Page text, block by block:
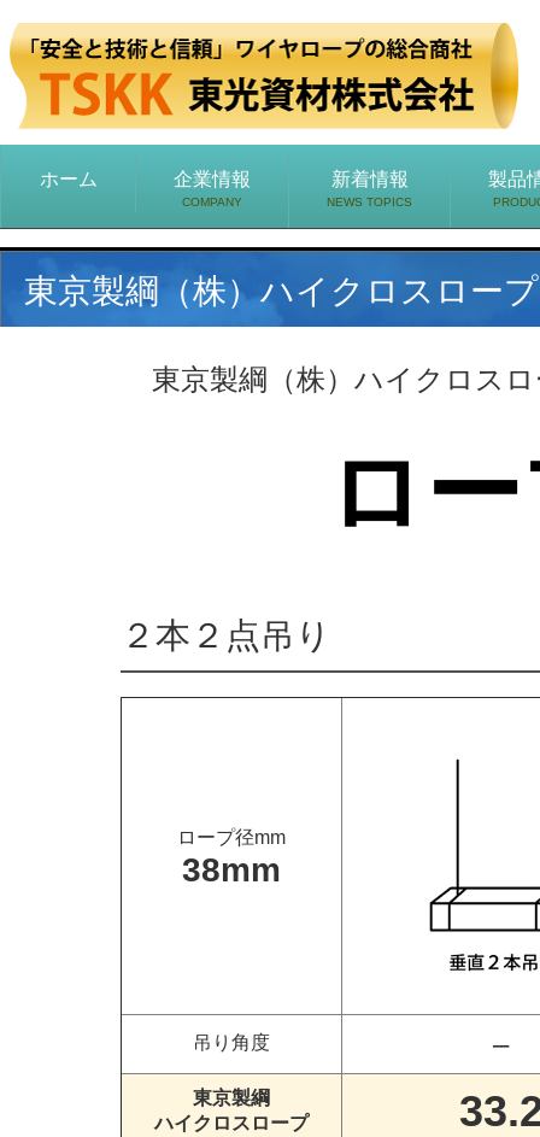
ホーム 企業情報
COMPANY
新着情報
NEWS TOPICS
製品
東京製綱（株）ハイクロスロー
東京製綱（株）ハイクロス
ロ
２本２点吊り
ロープ径mm
38mm
吊り角度 –
東京製綱
ハイクロスロープ